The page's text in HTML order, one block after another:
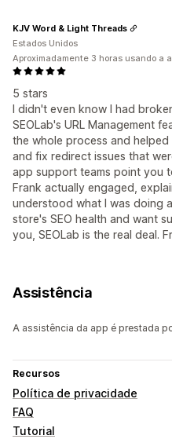
5 stars
I didn't even know I had
SEOLab's URL Management
the whole process and
and fix redirect issues that
app support teams point you
Frank actually engaged,
understood what I was doing
store's SEO health and want
you, SEOLab is the real deal.
KJV Word & Light Threads
Estados Unidos
Aproximadamente 3 horas usando a
Assistência
A assistência da app é prestada
Recursos
Política de privacidade
FAQ
Tutorial